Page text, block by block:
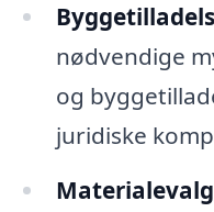
nødvendige
og
juridiske